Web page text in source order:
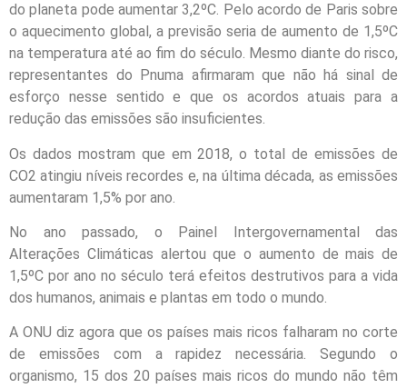
do planeta pode aumentar 3,2ºC. Pelo acordo de Paris sobre
o aquecimento global, a previsão seria de aumento de 1,5ºC
na temperatura até ao fim do século. Mesmo diante do risco,
representantes do Pnuma afirmaram que não há sinal de
esforço nesse sentido e que os acordos atuais para a
redução das emissões são insuficientes.
Os dados mostram que em 2018, o total de emissões de
CO2 atingiu níveis recordes e, na última década, as emissões
aumentaram 1,5% por ano.
No ano passado, o Painel Intergovernamental das
Alterações Climáticas alertou que o aumento de mais de
1,5ºC por ano no século terá efeitos destrutivos para a vida
dos humanos, animais e plantas em todo o mundo.
A ONU diz agora que os países mais ricos falharam no corte
de emissões com a rapidez necessária. Segundo o
organismo, 15 dos 20 países mais ricos do mundo não têm